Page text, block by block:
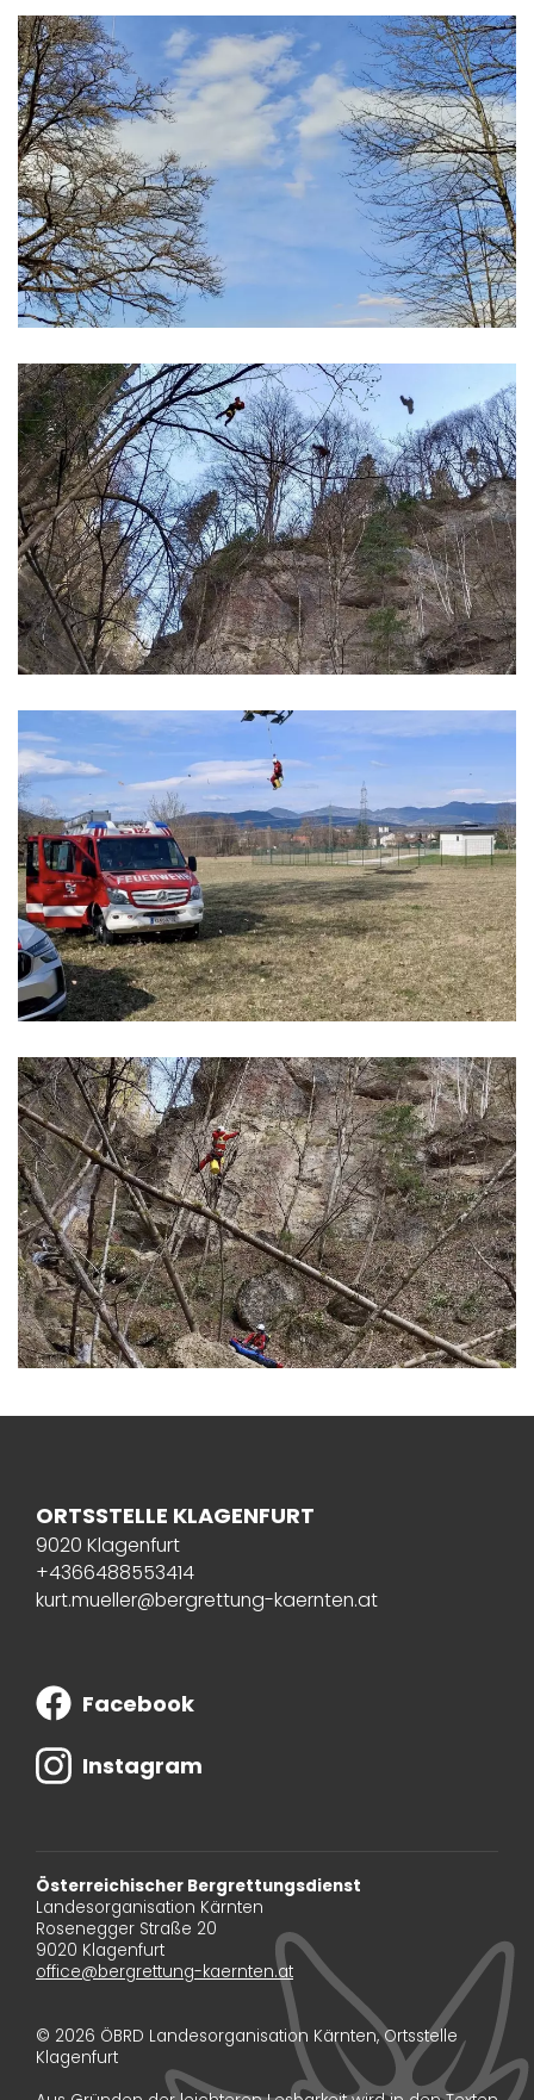
ORTSSTELLE KLAGENFURT
9020 Klagenfurt
+4366488553414
kurt.mueller@bergrettung-kaernten.at
Facebook
Instagram
Österreichischer Bergrettungsdienst
Landesorganisation Kärnten
Rosenegger Straße 20
9020 Klagenfurt
office@bergrettung-kaernten.at
© 2026 ÖBRD Landesorganisation Kärnten, Ortsstelle
Klagenfurt